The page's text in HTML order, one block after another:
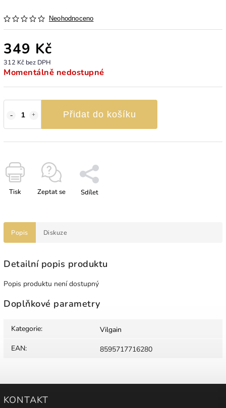
Neohodnoceno
349 Kč
312 Kč bez DPH
Momentálně nedostupné
Přidat do košíku
Tisk Zeptat se Sdílet
Popis Diskuze
Detailní popis produktu
Popis produktu není dostupný
Doplňkové parametry
Kategorie:
Vilgain
EAN: 8595717716280
KONTAKT